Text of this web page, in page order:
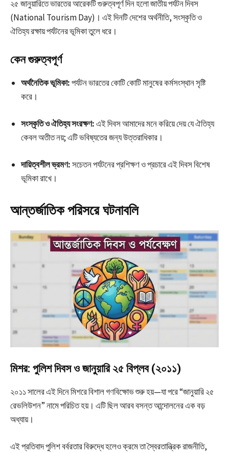
২৫ জানুয়ারিতে ভারতের আরেকটি গুরুত্বপূর্ণ দিন হলো জাতীয় পর্যটন দিবস
(National Tourism Day)। এই দিনটি দেশের অর্থনীতি, সংস্কৃতি ও
ঐতিহ্য রক্ষায় পর্যটনের ভূমিকা তুলে ধরে।
কেন গুরুত্বপূর্ণ
অর্থনৈতিক ভূমিকা:পর্যটন ভারতের কোটি কোটি মানুষের কর্মসংস্থান সৃষ্টি
করে।
সংস্কৃতি ও ঐতিহ্য সংরক্ষণ:এই দিবস আমাদের মনে করিয়ে দেয় যে ঐতিহ্য
কেবল অতীত নয়; এটি ভবিষ্যতের জন্য উত্তরাধিকার।
দায়িত্বশীল ভ্রমণ:সচেতন পর্যটনের প্রশিক্ষণ ও প্রচারে এই দিবস বিশেষ
ভূমিকা রাখে।
আন্তর্জাতিক পরিসরে ঘটনাবলি
মিশর: পুলিশ দিবস ও জানুয়ারি ২৫ বিপ্লব (২০১১)
২০১১ সালের এই দিনে মিশরে বিশাল গণবিক্ষোভ শুরু হয়—যা পরে “জানুয়ারি ২৫
রেভলিউশন” নামে পরিচিত হয়। এটি ছিল আরব বসন্ত আন্দোলনের এক বড়
অধ্যায়।
এই প্রতিবাদ পুলিশ বর্বরতার বিরুদ্ধে হলেও ক্রমে তা স্বৈরতান্ত্রিক রাজনীতি,